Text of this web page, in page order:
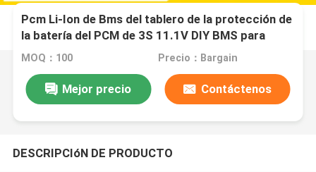
Pcm Li-Ion de Bms del tablero de la protección de
la batería del PCM de 3S 11.1V DIY BMS para
LicoO2 Limn2O4
MOQ：100 Precio：Bargain
Mejor precio Contáctenos
DESCRIPCIóN DE PRODUCTO